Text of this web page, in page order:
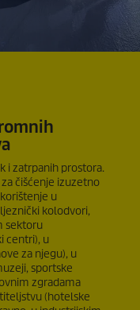
i zatrpanih prostora.
čišćenje izuzetno
u
kolodvori,
sektoru
centri), u
za njegu), u
sportske
zgradama
(hotelske